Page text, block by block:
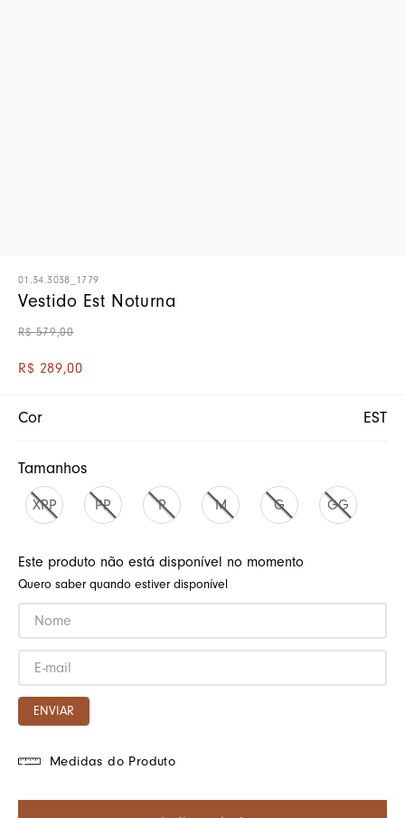
01.34.3038_1779
Vestido Est Noturna
R$ 579,00
R$ 289,00
Cor EST
Tamanhos
XPP PP P M G GG
Este produto não está disponível no momento
Quero saber quando estiver disponível
ENVIAR
Medidas do Produto